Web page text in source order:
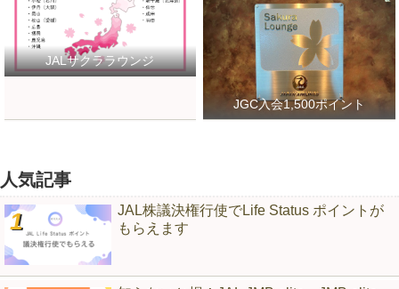
JALサクララウンジ
JGC入会1,500ポイント
人気記事
JAL株議決権行使でLife Status ポイントが
もらえます